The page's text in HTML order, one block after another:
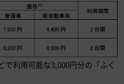
利用可能な3,000円分の「ふく